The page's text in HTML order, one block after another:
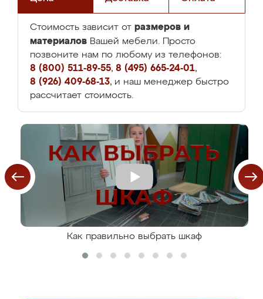
Стоимость зависит от размеров и
материалов Вашей мебели. Просто
позвоните нам по любому из телефонов:
8 (800) 511-89-55, 8 (495) 665-24-01,
8 (926) 409-68-13, и наш менеджер быстро
рассчитает стоимость.
Как правильно выбрать шкаф